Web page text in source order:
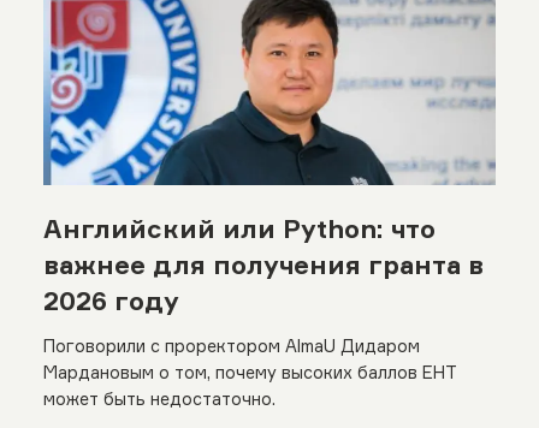
Английский или Python: что
важнее для получения гранта в
2026 году
Поговорили с проректором AlmaU Дидаром
Мардановым о том, почему высоких баллов ЕНТ
может быть недостаточно.